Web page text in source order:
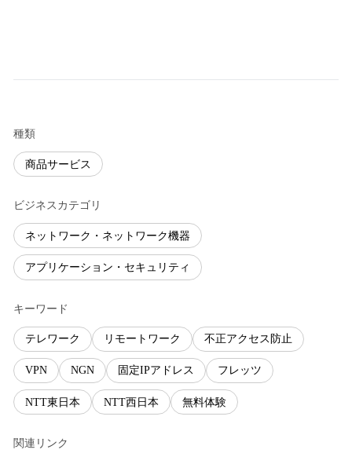
種類
商品サービス
ビジネスカテゴリ
ネットワーク・ネットワーク機器
アプリケーション・セキュリティ
キーワード
テレワーク リモートワーク 不正アクセス防止
VPN NGN 固定IPアドレス フレッツ
NTT東日本 NTT西日本 無料体験
関連リンク